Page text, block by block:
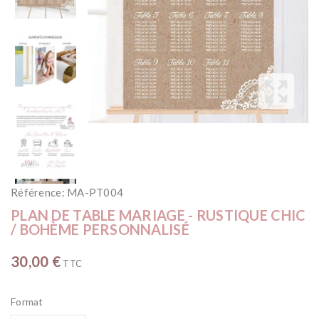
Référence: MA-PT004
PLAN DE TABLE MARIAGE - RUSTIQUE CHIC
/ BOHÈME PERSONNALISÉ
30,00 € TTC
Format